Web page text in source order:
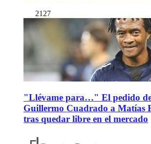
2127
"Llévame para…" El pedido
Guillermo Cuadrado a Matías
tras quedar libre en el mercado